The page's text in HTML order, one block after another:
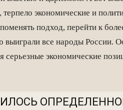
экономические и
подход, перейти к
выиграли все народы России.
серьезные экономические